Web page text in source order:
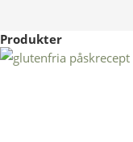
Produkter